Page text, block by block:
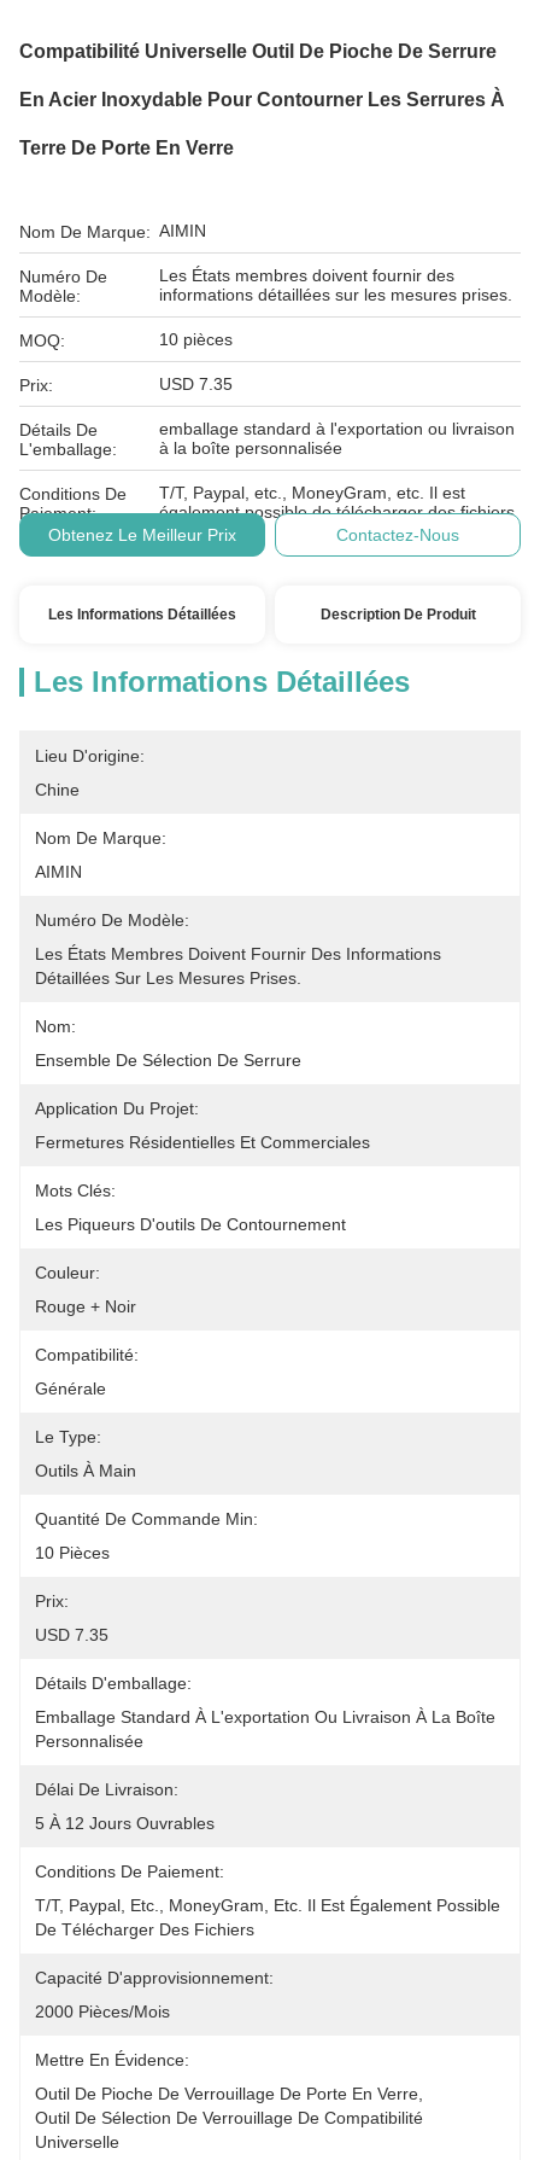
Compatibilité Universelle Outil De Pioche De Serrure
En Acier Inoxydable Pour Contourner Les Serrures À
Terre De Porte En Verre
Nom De Marque: AIMIN
Numéro De
Modèle:
Les États membres doivent fournir des
informations détaillées sur les mesures prises.
MOQ: 10 pièces
Prix: USD 7.35
Détails De
L'emballage:
emballage standard à l'exportation ou livraison
à la boîte personnalisée
Conditions De
Paiement:
T/T, Paypal, etc., MoneyGram, etc. Il est
également possible de télécharger des fichiers
Obtenez Le Meilleur Prix
Contactez-Nous
Les Informations Détaillées Description De Produit
Les Informations Détaillées
Lieu D'origine:
Chine
Nom De Marque:
AIMIN
Numéro De Modèle:
Les États Membres Doivent Fournir Des Informations
Détaillées Sur Les Mesures Prises.
Nom:
Ensemble De Sélection De Serrure
Application Du Projet:
Fermetures Résidentielles Et Commerciales
Mots Clés:
Les Piqueurs D'outils De Contournement
Couleur:
Rouge + Noir
Compatibilité:
Générale
Le Type:
Outils À Main
Quantité De Commande Min:
10 Pièces
Prix:
USD 7.35
Détails D'emballage:
Emballage Standard À L'exportation Ou Livraison À La Boîte
Personnalisée
Délai De Livraison:
5 À 12 Jours Ouvrables
Conditions De Paiement:
T/T, Paypal, Etc., MoneyGram, Etc. Il Est Également Possible
De Télécharger Des Fichiers
Capacité D'approvisionnement:
2000 Pièces/mois
Mettre En Évidence:
Outil De Pioche De Verrouillage De Porte En Verre
Outil De Sélection De Verrouillage De Compatibilité
Universelle